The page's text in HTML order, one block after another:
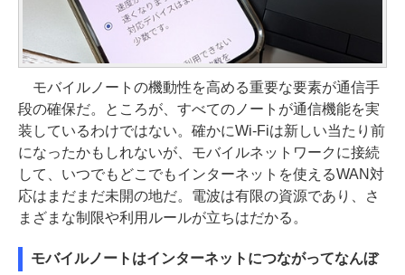
モバイルノートの機動性を高める重要な要素が通信手
段の確保だ。ところが、すべてのノートが通信機能を実
装しているわけではない。確かにWi-Fiは新しい当たり前
になったかもしれないが、モバイルネットワークに接続
して、いつでもどこでもインターネットを使えるWAN対
応はまだまだ未開の地だ。電波は有限の資源であり、さ
まざまな制限や利用ルールが立ちはだかる。
モバイルノートはインターネットにつながってなんぼ